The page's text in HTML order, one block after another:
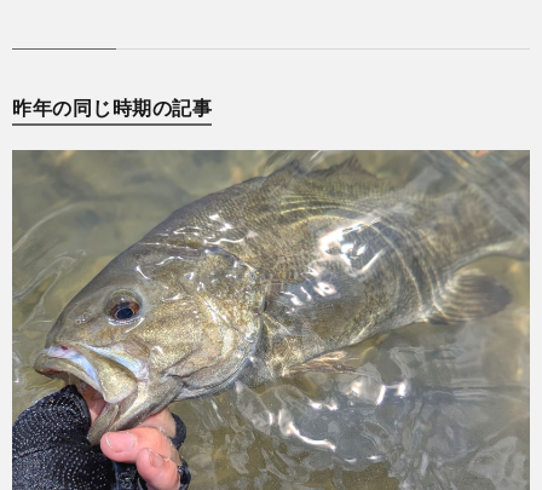
昨年の同じ時期の記事